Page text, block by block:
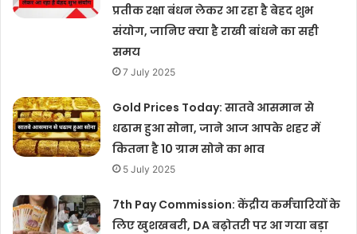
प्रतीक रक्षा बंधन लेकर आ रहा है बेहद शुभ
संयोग, जानिए क्या है राखी बांधने का सही
समय
7 July 2025
Gold Prices Today: सातवे आसमान से
धढाम हुआ सोना, जाने आज आपके शहर में
कितना है 10 ग्राम सोने का भाव
5 July 2025
7th Pay Commission: केंद्रीय कर्मचारियों के
लिए खुशखबरी, DA बढ़ोतरी पर आ गया बड़ा